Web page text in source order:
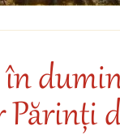
în
Părinți